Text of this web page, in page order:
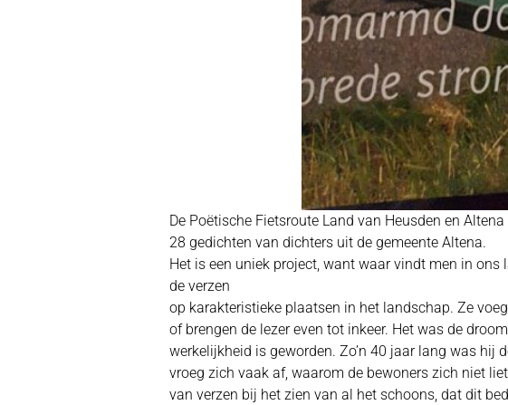
De Poëtische Fietsroute Land van Heusden en
28 gedichten van dichters uit de gemeente Altena.
Het is een uniek project, want waar vindt men in
de verzen
op karakteristieke plaatsen in het landschap. Ze
of brengen de lezer even tot inkeer. Het was de
werkelijkheid is geworden. Zo’n 40 jaar lang was hij
vroeg zich vaak af, waarom de bewoners zich niet
van verzen bij het zien van al het schoons, dat dit